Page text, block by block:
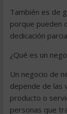
También es de
porque pueden
dedicación
¿Qué es un
Un negocio de
depende de las
producto o
personas que